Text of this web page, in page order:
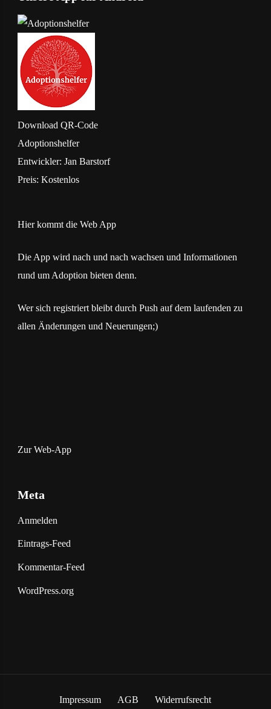
Download QR-Code
Adoptionshelfer
Entwickler: Jan Barstorf
Preis: Kostenlos
Hier kommt die Web App
Die App wird nach und nach wachsen und Informationen
rund um Adoption bieten denn.
Wer sich registriert bleibt durch Push auf dem laufenden zu
allen Änderungen und Neuerungen;)
Zur Web-App
Meta
Anmelden
Eintrags-Feed
Kommentar-Feed
WordPress.org
Impressum AGB Widerrufsrecht